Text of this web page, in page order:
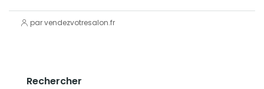
par vendezvotresalon.fr
Rechercher